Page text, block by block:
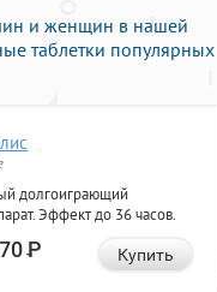
и женщин в нашей
таблетки популярных
долгоиграющий
Эффект до 36 часов.
Р Купить